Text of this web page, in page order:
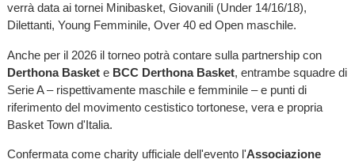
verrà data ai tornei Minibasket, Giovanili (Under 14/16/18),
Dilettanti, Young Femminile, Over 40 ed Open maschile.
Anche per il 2026 il torneo potrà contare sulla partnership con
Derthona Baskete BCC Derthona Basket, entrambe squadre di
Serie A – rispettivamente maschile e femminile – e punti di
riferimento del movimento cestistico tortonese, vera e propria
Basket Town d'Italia.
Confermata come charity ufficiale dell'evento l'Associazione